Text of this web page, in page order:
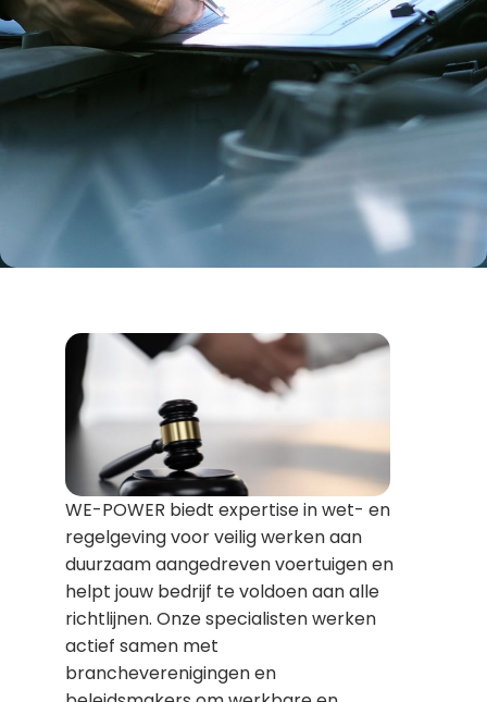
WE-POWER biedt expertise in wet- en
regelgeving voor veilig werken aan
duurzaam aangedreven voertuigen en
helpt jouw bedrijf te voldoen aan alle
richtlijnen. Onze specialisten werken
actief samen met
brancheverenigingen en